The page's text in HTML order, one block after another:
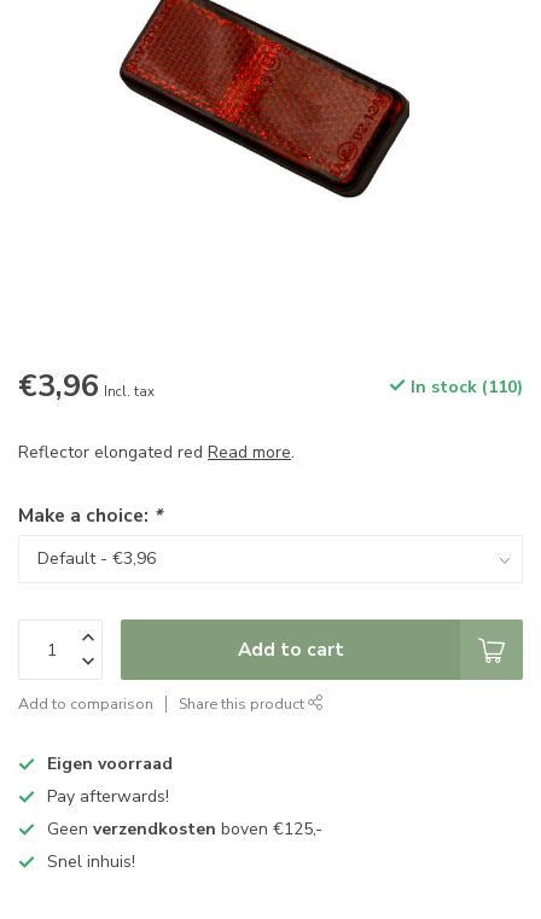
€3,96 Incl. tax In stock (110)
Reflector elongated red Read more.
Make a choice: *
Add to cart
Add to comparison Share this product
Eigen voorraad
Pay afterwards!
Geen verzendkosten boven €125,-
Snel inhuis!